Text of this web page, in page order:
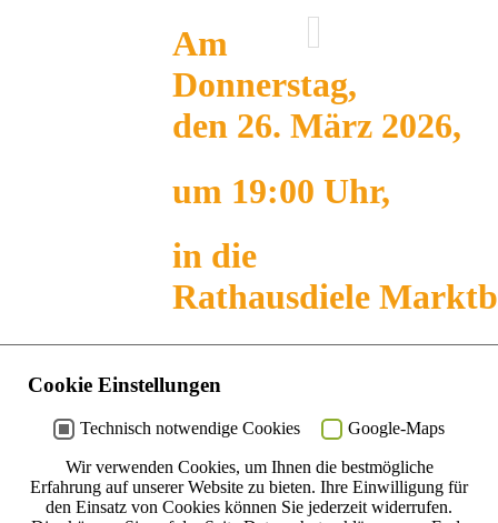
Am
Donnerstag,
den 26. März 2026,
um 19:00 Uhr,
in die
Rathausdiele
Von Schwalbe, Eule, Kuckuck, Storch und
Geschichten
Mit Aquarellen von Karl Meyer
Gäste wieKlaus Sanzenbachervom LBV
Cookie Einstellungen
Technisch notwendige Cookies Google-Maps
Wir verwenden Cookies, um Ihnen die bestmögliche
Erfahrung auf unserer Website zu bieten. Ihre Einwilligung für
den Einsatz von Cookies können Sie jederzeit widerrufen.